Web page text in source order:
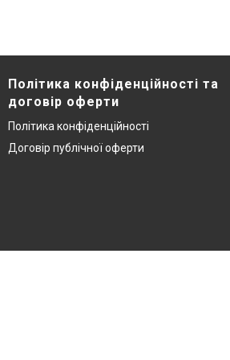
Політика конфіденційності та
договір оферти
Політика конфіденційності
Договір публічної оферти